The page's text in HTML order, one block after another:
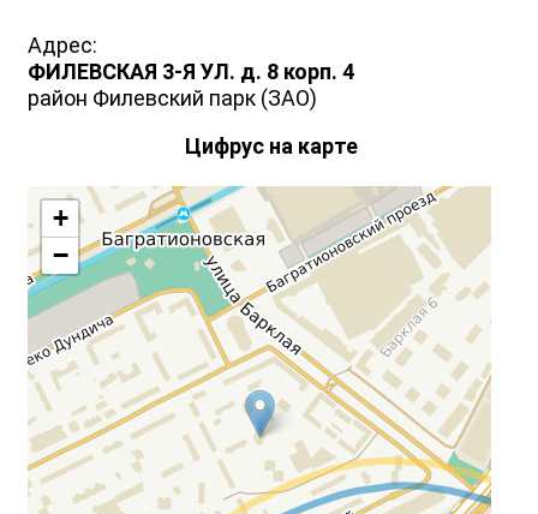
Адрес:
ФИЛEВСКАЯ 3-Я УЛ. д. 8 корп. 4
район Филевский парк (ЗАО)
Цифрус на карте
+
−